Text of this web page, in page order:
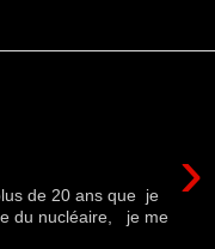
›
de 20 ans que je
du nucléaire, je me